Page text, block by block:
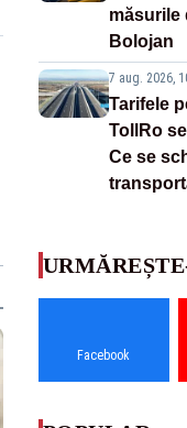
măsurile
Bolojan
7 aug. 2026,
Tarifele
TollRo
Ce se
Facebook